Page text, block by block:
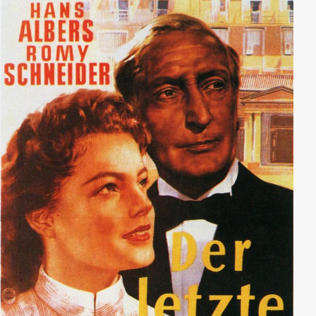
gekommen, die alte Rechnung zu begleichen. Sein
Instrument dabei ist der ambitionierte Polizist
Tschanz.